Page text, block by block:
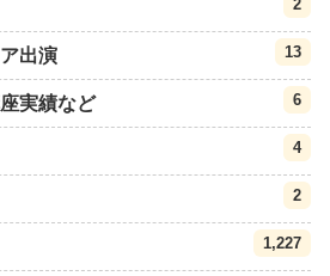
2
出演 13
実績など 6
4
2
1,227